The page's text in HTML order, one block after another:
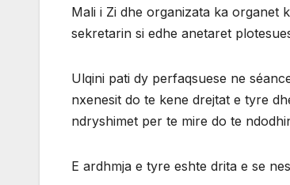
Mali i Zi dhe organizata ka organet
sekretarin si edhe anetaret
Ulqini pati dy perfaqsuese ne
nxenesit do te kene drejtat e tyre
ndryshimet per te mire do te
E ardhmja e tyre eshte drita e se